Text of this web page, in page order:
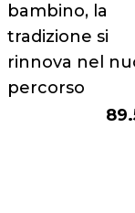
bambino, la
tradizione si
rinnova nel
percorso